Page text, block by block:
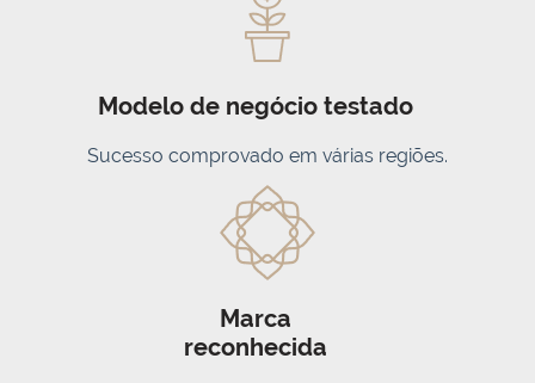
Modelo de negócio testado
Sucesso comprovado em várias regiões.
Marca
reconhecida